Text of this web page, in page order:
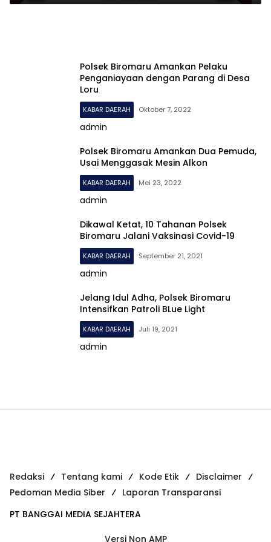
Polsek Biromaru Amankan Pelaku
Penganiayaan dengan Parang di Desa
Loru
KABAR DAERAH Oktober 7, 2022
admin
Polsek Biromaru Amankan Dua Pemuda,
Usai Menggasak Mesin Alkon
KABAR DAERAH Mei 23, 2022
admin
Dikawal Ketat, 10 Tahanan Polsek
Biromaru Jalani Vaksinasi Covid-19
KABAR DAERAH September 21, 2021
admin
Jelang Idul Adha, Polsek Biromaru
Intensifkan Patroli BLue Light
KABAR DAERAH Juli 19, 2021
admin
Redaksi Tentang kami Kode Etik
Disclaimer
Pedoman Media Siber
Laporan Transparansi
PT BANGGAI MEDIA SEJAHTERA
Versi Non AMP